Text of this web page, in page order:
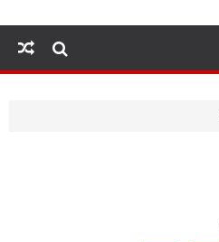
الموصل